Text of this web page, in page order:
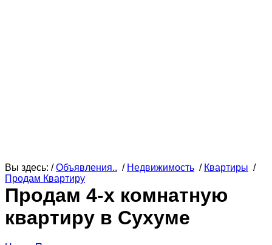
Вы здесь: /Объявления.. / Недвижимость / Квартиры /
Продам Квартиру
Продам 4-х комнатную
квартиру в Сухуме